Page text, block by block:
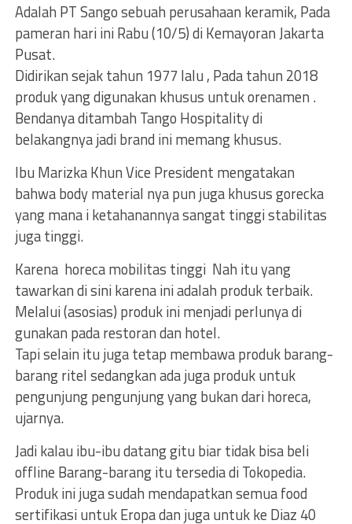
Adalah PT Sango sebuah perusahaan keramik, Pada
pameran hari ini Rabu (10/5) di Kemayoran Jakarta
Pusat.
Didirikan sejak tahun 1977 lalu , Pada tahun 2018
produk yang digunakan khusus untuk orenamen .
Bendanya ditambah Tango Hospitality di
belakangnya jadi brand ini memang khusus.
Ibu Marizka Khun Vice President mengatakan
bahwa body material nya pun juga khusus gorecka
yang mana i ketahanannya sangat tinggi stabilitas
juga tinggi.
Karena horeca mobilitas tinggi Nah itu yang
tawarkan di sini karena ini adalah produk terbaik.
Melalui (asosias) produk ini menjadi perlunya di
gunakan pada restoran dan hotel.
Tapi selain itu juga tetap membawa produk barang-
barang ritel sedangkan ada juga produk untuk
pengunjung pengunjung yang bukan dari horeca,
ujarnya.
Jadi kalau ibu-ibu datang gitu biar tidak bisa beli
offline Barang-barang itu tersedia di Tokopedia.
Produk ini juga sudah mendapatkan semua food
sertifikasi untuk Eropa dan juga untuk ke Diaz 40